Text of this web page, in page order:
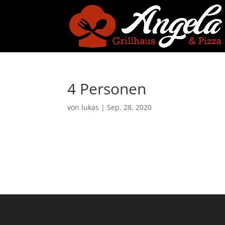
4 Personen
von lukas |Sep. 28, 2020